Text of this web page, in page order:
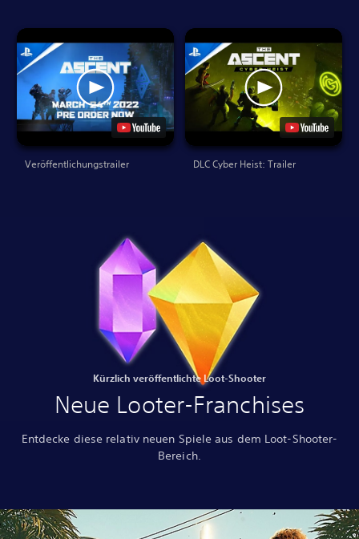
Veröffentlichungstrailer DLC Cyber Heist: Trailer
Kürzlich veröffentlichte Loot-Shooter
Neue Looter-Franchises
Entdecke diese relativ neuen Spiele aus dem Loot-Shooter-
Bereich.